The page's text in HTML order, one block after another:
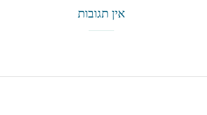
אין תגובות